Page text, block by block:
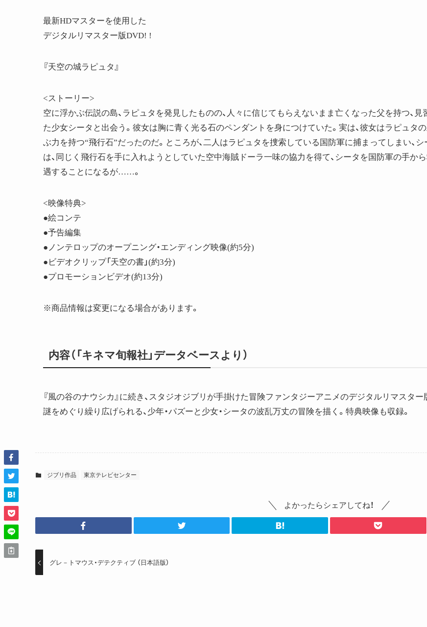
最新HDマスターを使用した
デジタルリマスター版DVD! !
『天空の城ラピュタ』
<ストーリー>
空に浮かぶ伝説の島、ラピュタを発見したものの、人々に信じてもらえないまま亡くなった父を持つ、
た少女シータと出会う。彼女は胸に青く光る石のペンダントを身につけていた。実は、彼女はラピュタ
ぶ力を持つ“飛行石”だったのだ。ところが、二人はラピュタを捜索している国防軍に捕まってしまい、
は、同じく飛行石を手に入れようとしていた空中海賊ドーラ一味の協力を得て、シータを国防軍の手か
遇することになるが……。
<映像特典>
●絵コンテ
●予告編集
●ノンテロップのオープニング・エンディング映像(約5分)
●ビデオクリップ「天空の書」(約3分)
●プロモーションビデオ(約13分)
※商品情報は変更になる場合があります。
内容（「キネマ旬報社」データベースより）
『風の谷のナウシカ』に続き、スタジオジブリが手掛けた冒険ファンタジーアニメのデジタルリマスタ
謎をめぐり繰り広げられる、少年・パズーと少女・シータの波乱万丈の冒険を描く。特典映像も収録。
ジブリ作品 東京テレビセンター
よかったらシェアしてね！
グレ－トマウス・デテクティブ （日本語版）